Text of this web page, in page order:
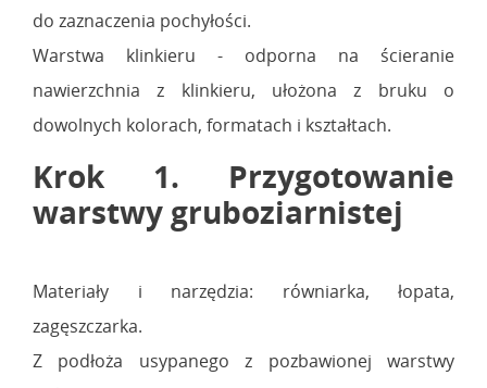
do zaznaczenia pochyłości.
Warstwa klinkieru - odporna na ścieranie
nawierzchnia z klinkieru, ułożona z bruku o
dowolnych kolorach, formatach i kształtach.
Krok 1. Przygotowanie
warstwy gruboziarnistej
Materiały i narzędzia: równiarka, łopata,
zagęszczarka.
Z podłoża usypanego z pozbawionej warstwy